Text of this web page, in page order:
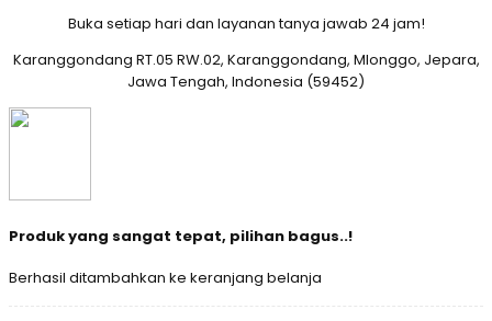
Buka setiap hari dan layanan tanya jawab 24 jam!
Karanggondang RT.05 RW.02, Karanggondang, Mlonggo, Jepara,
Jawa Tengah, Indonesia (59452)
Produk yang sangat tepat, pilihan bagus..!
Berhasil ditambahkan ke keranjang belanja